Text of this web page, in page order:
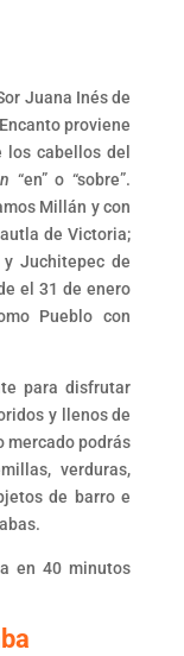
Juana Inés de
proviene
cabellos del
“en” o “sobre”.
Millán y con
de Victoria;
Juchitepec de
el 31 de enero
Pueblo con
para disfrutar
y llenos de
mercado podrás
verduras,
de barro e
en 40 minutos